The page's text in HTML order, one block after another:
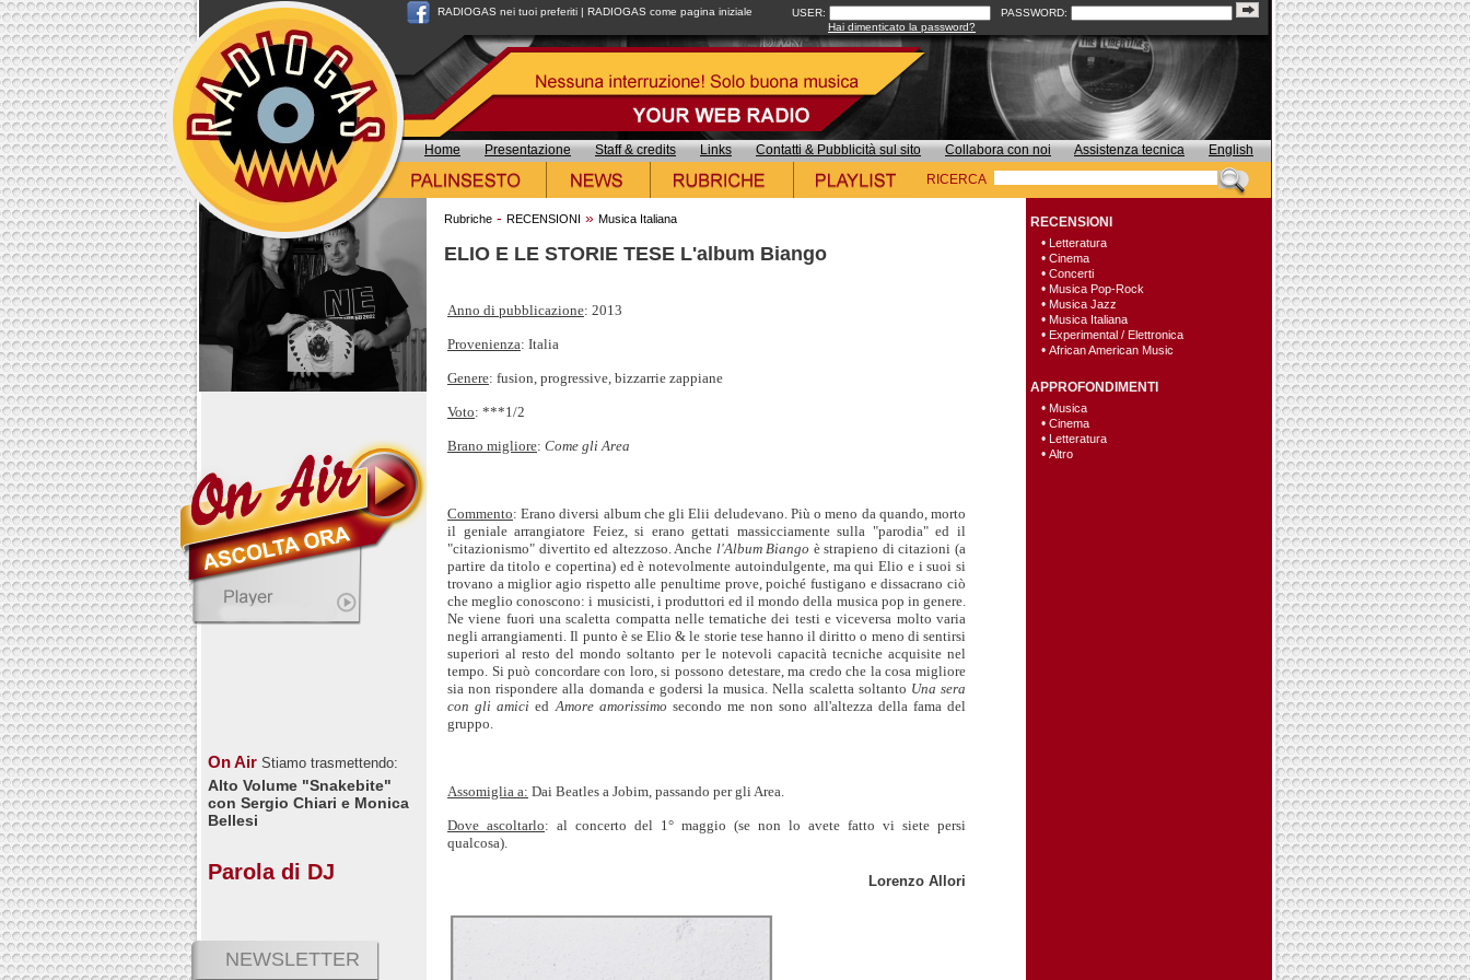
RADIOGAS nei tuoi preferiti | RADIOGAS come pagina iniziale USER:
PASSWORD:
Hai dimenticato la password?
Home Presentazione Staff & credits Links Contatti & Pubblicità sul sito Collabora con noi Assistenza tecnica
English
RICERCA
On Air Stiamo trasmettendo:
Alto Volume "Snakebite"
con Sergio Chiari e Monica
Bellesi
Parola di DJ
NEWSLETTER
Rubriche - RECENSIONI » Musica Italiana
ELIO E LE STORIE TESE L'album Biango
Anno di pubblicazione: 2013
Provenienza: Italia
Genere: fusion, progressive, bizzarrie zappiane
Voto: ***1/2
Brano migliore: Come gli Area
Commento: Erano diversi album che gli Elii deludevano. Più o meno da quando, morto
il geniale arrangiatore Feiez, si erano gettati massicciamente sulla "parodia" ed il
"citazionismo" divertito ed altezzoso. Anche l'Album Biango è strapieno di citazioni (a
partire da titolo e copertina) ed è notevolmente autoindulgente, ma qui Elio e i suoi si
trovano a miglior agio rispetto alle penultime prove, poiché fustigano e dissacrano ciò
che meglio conoscono: i musicisti, i produttori ed il mondo della musica pop in genere.
Ne viene fuori una scaletta compatta nelle tematiche dei testi e viceversa molto varia
negli arrangiamenti. Il punto è se Elio & le storie tese hanno il diritto o meno di sentirsi
superiori al resto del mondo soltanto per le notevoli capacità tecniche acquisite nel
tempo. Si può concordare con loro, si possono detestare, ma credo che la cosa migliore
sia non rispondere alla domanda e godersi la musica. Nella scaletta soltanto Una sera
con gli amici ed Amore amorissimo secondo me non sono all'altezza della fama del
gruppo.
Assomiglia a: Dai Beatles a Jobim, passando per gli Area.
Dove ascoltarlo: al concerto del 1° maggio (se non lo avete fatto vi siete persi
qualcosa).
Lorenzo Allori
RECENSIONI
• Letteratura
• Cinema
• Concerti
• Musica Pop-Rock
• Musica Jazz
• Musica Italiana
• Experimental / Elettronica
• African American Music
APPROFONDIMENTI
• Musica
• Cinema
• Letteratura
• Altro